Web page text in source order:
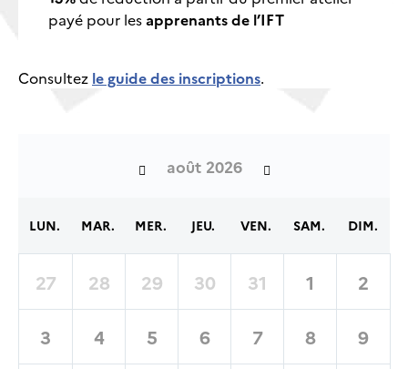
payé pour lesapprenants de l’IFT
Consultez le guide des inscriptions.
août 2026
LUN. MAR. MER. JEU. VEN. SAM. DIM.
27 28 29 30 31 1 2
3 4 5 6 7 8 9